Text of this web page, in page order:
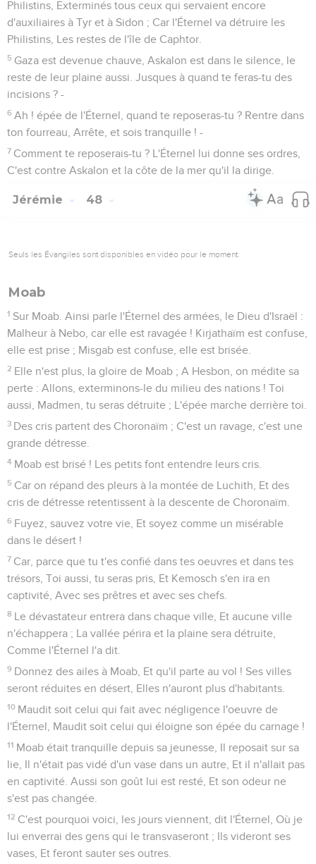
Philistins, Exterminés tous ceux qui servaient encore
d'auxiliaires à Tyr et à Sidon ; Car l'Éternel va détruire les
Philistins, Les restes de l'île de Caphtor.
5 Gaza est devenue chauve, Askalon est dans le silence, le
reste de leur plaine aussi. Jusques à quand te feras-tu des
incisions ? -
6 Ah ! épée de l'Éternel, quand te reposeras-tu ? Rentre dans
ton fourreau, Arrête, et sois tranquille ! -
7 Comment te reposerais-tu ? L'Éternel lui donne ses ordres,
C'est contre Askalon et la côte de la mer qu'il la dirige.
Jérémie 48
Seuls les Évangiles sont disponibles en vidéo pour le moment.
Moab
1 Sur Moab. Ainsi parle l'Éternel des armées, le Dieu d'Israël :
Malheur à Nebo, car elle est ravagée ! Kirjathaïm est confuse,
elle est prise ; Misgab est confuse, elle est brisée.
2 Elle n'est plus, la gloire de Moab ; A Hesbon, on médite sa
perte : Allons, exterminons-le du milieu des nations ! Toi
aussi, Madmen, tu seras détruite ; L'épée marche derrière toi.
3 Des cris partent des Choronaïm ; C'est un ravage, c'est une
grande détresse.
4 Moab est brisé ! Les petits font entendre leurs cris.
5 Car on répand des pleurs à la montée de Luchith, Et des
cris de détresse retentissent à la descente de Choronaïm.
6 Fuyez, sauvez votre vie, Et soyez comme un misérable
dans le désert !
7 Car, parce que tu t'es confié dans tes oeuvres et dans tes
trésors, Toi aussi, tu seras pris, Et Kemosch s'en ira en
captivité, Avec ses prêtres et avec ses chefs.
8 Le dévastateur entrera dans chaque ville, Et aucune ville
n'échappera ; La vallée périra et la plaine sera détruite,
Comme l'Éternel l'a dit.
9 Donnez des ailes à Moab, Et qu'il parte au vol ! Ses villes
seront réduites en désert, Elles n'auront plus d'habitants.
10 Maudit soit celui qui fait avec négligence l'oeuvre de
l'Éternel, Maudit soit celui qui éloigne son épée du carnage !
11 Moab était tranquille depuis sa jeunesse, Il reposait sur sa
lie, Il n'était pas vidé d'un vase dans un autre, Et il n'allait pas
en captivité. Aussi son goût lui est resté, Et son odeur ne
s'est pas changée.
12 C'est pourquoi voici, les jours viennent, dit l'Éternel, Où je
lui enverrai des gens qui le transvaseront ; Ils videront ses
vases, Et feront sauter ses outres.